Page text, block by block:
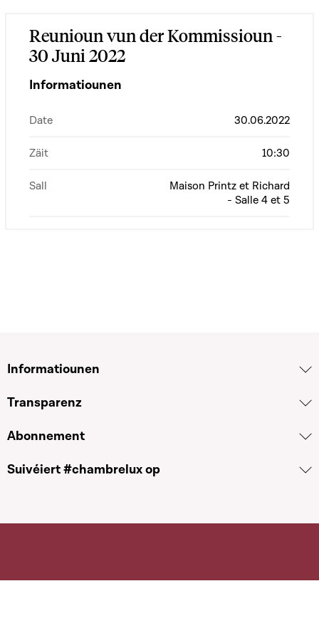
Reunioun vun der Kommissioun -
30 Juni 2022
Informatiounen
Date 30.06.2022
Zäit 10:30
Sall
Maison Printz et Richard
- Salle 4 et 5
Informatiounen
Transparenz
Abonnement
Suivéiert #chambrelux op